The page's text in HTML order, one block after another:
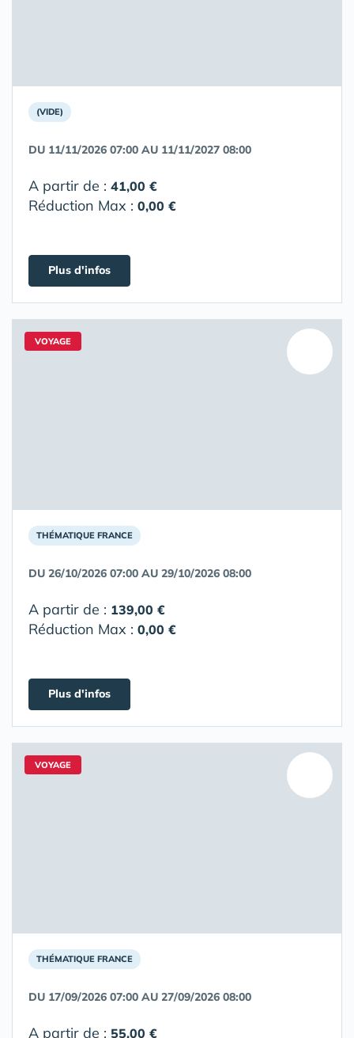
(VIDE)
DU 11/11/2026 07:00 AU 11/11/2027 08:00
A partir de : 41,00 €
Réduction Max : 0,00 €
Plus d'infos
VOYAGE
THÉMATIQUE FRANCE
DU 26/10/2026 07:00 AU 29/10/2026 08:00
A partir de : 139,00 €
Réduction Max : 0,00 €
Plus d'infos
VOYAGE
THÉMATIQUE FRANCE
DU 17/09/2026 07:00 AU 27/09/2026 08:00
A partir de : 55,00 €